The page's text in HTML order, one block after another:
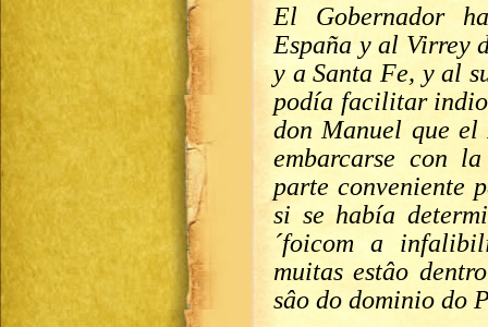
El Gobernador
España y al Virrey
y a Santa Fe, y al
podía facilitar
don Manuel que el
embarcarse con
parte conveniente
si se había
´foicom a
muitas estâo
sâo do dominio do